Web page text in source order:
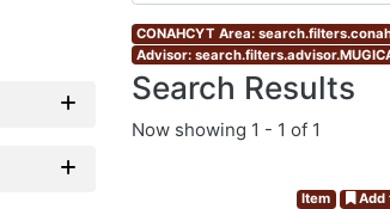
CONAHCYT Area:
Advisor:
Search Results
Now showing 1 - 1 of 1
Item Add